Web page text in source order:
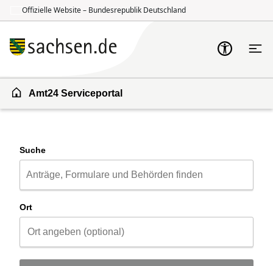
Offizielle Website – Bundesrepublik Deutschland
Amt24 Serviceportal
Suche
Ort